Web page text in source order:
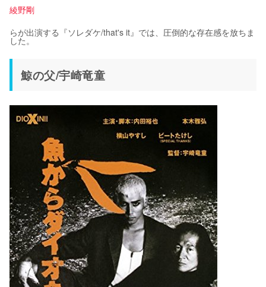
綾野剛
らが出演する『ソレダケ/that's it』では、圧倒的な存在感を放ちま
した。
鯨の父/宇崎竜童